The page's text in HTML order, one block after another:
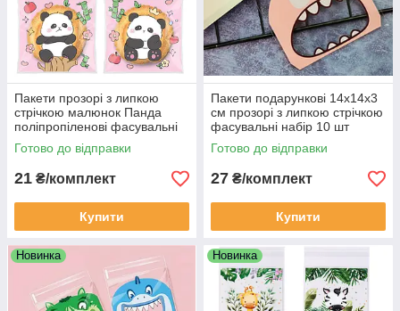
Пакети прозорі з липкою
стрічкою малюнок Панда
поліпропіленові фасувальні
подарункові 10 шт 10х10х3
см
Готово до відправки
21 ₴/комплект
Купити
Пакети подарункові 14х14х3
см прозорі з липкою стрічкою
фасувальні набір 10 шт
рожевий Монстрик
Готово до відправки
27 ₴/комплект
Купити
Новинка Новинка